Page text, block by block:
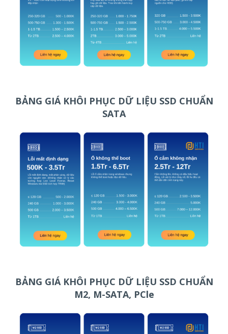
BẢNG GIÁ KHÔI PHỤC DỮ LIỆU SSD CHUẨN
SATA
BẢNG GIÁ KHÔI PHỤC DỮ LIỆU SSD CHUẨN
M2, M-SATA, PCle